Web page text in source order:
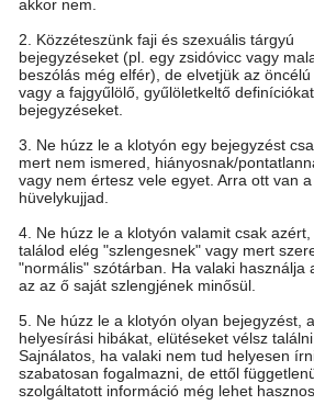
akkor nem.
2. Közzéteszünk faji és szexuális tárgyú
bejegyzéseket (pl. egy zsidóvicc vagy
beszólás még elfér), de elvetjük az öncélú
vagy a fajgyűlölő, gyűlöletkeltő definíciókat,
bejegyzéseket.
3. Ne húzz le a klotyón egy bejegyzést
mert nem ismered, hiányosnak/
vagy nem értesz vele egyet. Arra ott van
hüvelykujjad.
4. Ne húzz le a klotyón valamit csak
találod elég "szlengesnek" vagy mert
"normális" szótárban. Ha valaki használja
az az ő saját szlengjének minősül.
5. Ne húzz le a klotyón olyan bejegyzést,
helyesírási hibákat, elütéseket vélsz találni.
Sajnálatos, ha valaki nem tud helyesen
szabatosan fogalmazni, de ettől
szolgáltatott információ még lehet hasznos.